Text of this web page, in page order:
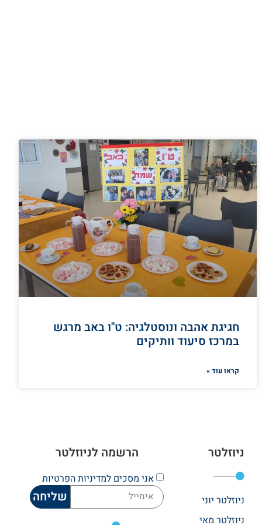
חגיגת אהבה ונוסטלגיה: ט"ו באב מרגש
במרכז סיעוד וותיקים
קראו עוד »
ניוזלטר
ניוזלטר יוני
ניוזלטר מאי
הרשמה לניוזלטר
אני מסכים למדיניות הפרטיות
שליחה